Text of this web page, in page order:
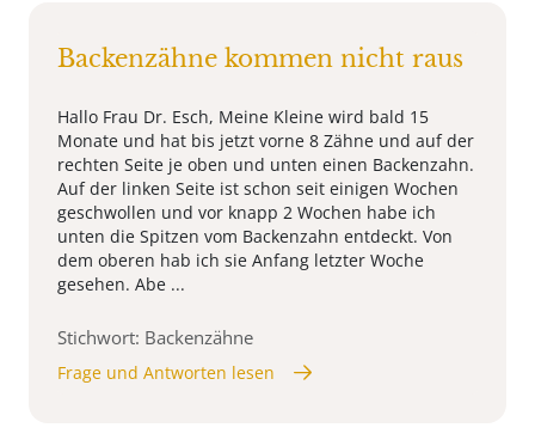
Backenzähne kommen nicht raus
Hallo Frau Dr. Esch, Meine Kleine wird bald 15
Monate und hat bis jetzt vorne 8 Zähne und auf der
rechten Seite je oben und unten einen Backenzahn.
Auf der linken Seite ist schon seit einigen Wochen
geschwollen und vor knapp 2 Wochen habe ich
unten die Spitzen vom Backenzahn entdeckt. Von
dem oberen hab ich sie Anfang letzter Woche
gesehen. Abe ...
Stichwort: Backenzähne
Frage und Antworten lesen